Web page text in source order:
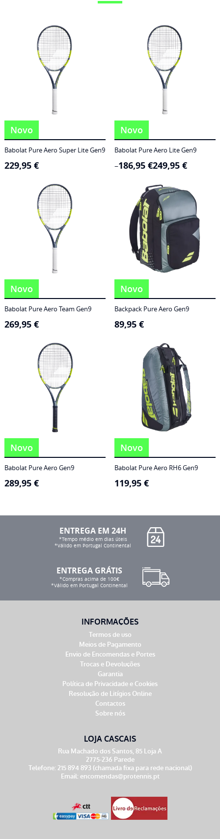
Novo
Babolat Pure Aero Super Lite Gen9
229,95 €
Novo
Babolat Pure Aero Lite Gen9
186,95 €
– 249,95 €
Price
range:
249,95 €
Novo
Babolat Pure Aero Team Gen9
269,95 €
Novo
Backpack Pure Aero Gen9
89,95 €
Novo
Babolat Pure Aero Gen9
289,95 €
Novo
Babolat Pure Aero RH6 Gen9
119,95 €
ENTREGA EM 24H
*Tempo médio em dias úteis
*Válido em Portugal Continental
ENTREGA GRÁTIS
*Compras acima de 100€
*Válido em Portugal Continental
INFORMAÇÕES
Termos de uso
Meios de Pagamento
Envio de Encomendas e Portes
Trocas e Devoluções
Garantia
Política de Privacidade e Cookies
Resolução de Litígios Online
Contactos
Sobre nós
LOJA CASCAIS
Rua Machado dos Santos, 85 Loja A
2775-236 Parede
Telefone: 215 894 893 (chamada fixa para rede nacional)
Email: encomendas@protennis.pt